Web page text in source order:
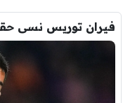
فيران توريس نسى